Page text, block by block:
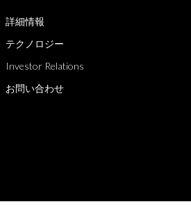
詳細情報
テクノロジー
Investor Relations
お問い合わせ